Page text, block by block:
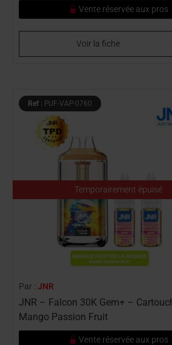
Vente réservée aux pros
Voir la fiche
Ref : PUF-VAP-0760
Temporairement épuisé
Par : JNR
JNR – Falcon 30K Gem+ –
Mango Passion Fruit
Vente réservée aux pros